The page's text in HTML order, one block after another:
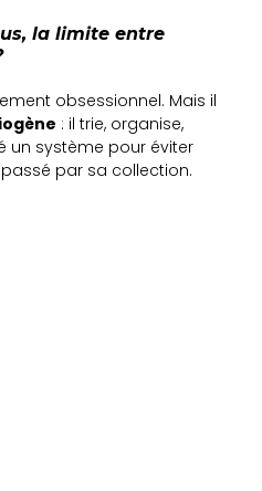
la limite entre
obsessionnel. Mais il
: il trie, organise,
un système pour éviter
par sa collection.